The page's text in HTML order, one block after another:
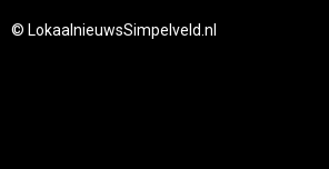
© LokaalnieuwsSimpelveld.nl